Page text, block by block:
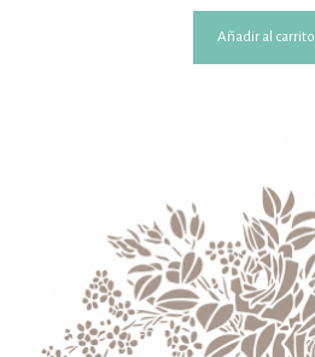
Añadir al carrito